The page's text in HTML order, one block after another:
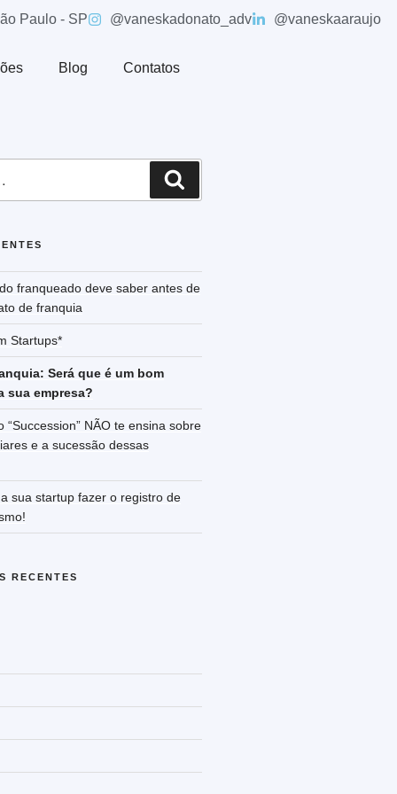
Paulo - SP @vaneskadonato_adv @vaneskaaraujo
Blog Contatos
franqueado deve saber antes de
de franquia
Startups*
Será que é um bom
sua empresa?
“Succession” NÃO te ensina sobre
e a sucessão dessas
sua startup fazer o registro de
RECENTES